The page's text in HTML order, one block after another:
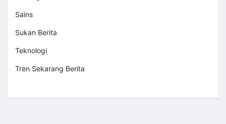
Sains
Sukan Berita
Teknologi
Tren Sekarang Berita